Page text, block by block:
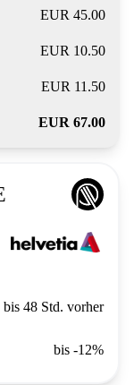
EUR 45.00
EUR 10.50
EUR 11.50
EUR 67.00
bis 48 Std. vorher
bis -12%